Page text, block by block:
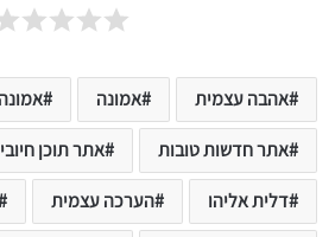
אהבה עצמית אמונה
אתר חדשות טובות אתר תוכן חיובי
דלית אליהו הערכה עצמית